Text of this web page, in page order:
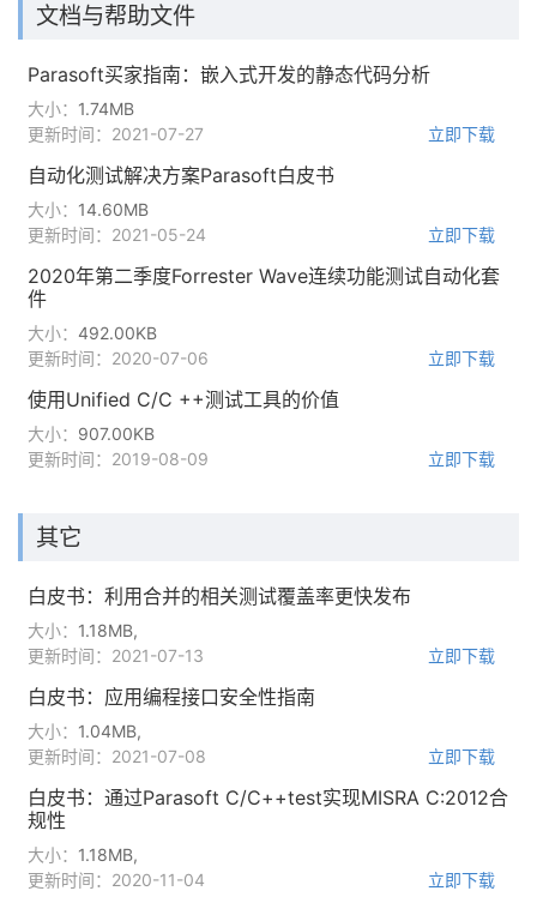
文档与帮助文件
Parasoft买家指南：嵌入式开发的静态代码分析
大小： 1.74MB
更新时间：2021-07-27
立即下载
自动化测试解决方案Parasoft白皮书
大小： 14.60MB
更新时间：2021-05-24
立即下载
2020年第二季度Forrester Wave连续功能测试自动化套
件
大小： 492.00KB
更新时间：2020-07-06
立即下载
使用Unified C/C ++测试工具的价值
大小： 907.00KB
更新时间：2019-08-09
立即下载
其它
白皮书：利用合并的相关测试覆盖率更快发布
大小： 1.18MB,
更新时间：2021-07-13
立即下载
白皮书：应用编程接口安全性指南
大小： 1.04MB,
更新时间：2021-07-08
立即下载
白皮书：通过Parasoft C/C++test实现MISRA C:2012合
规性
大小： 1.18MB,
更新时间：2020-11-04
立即下载